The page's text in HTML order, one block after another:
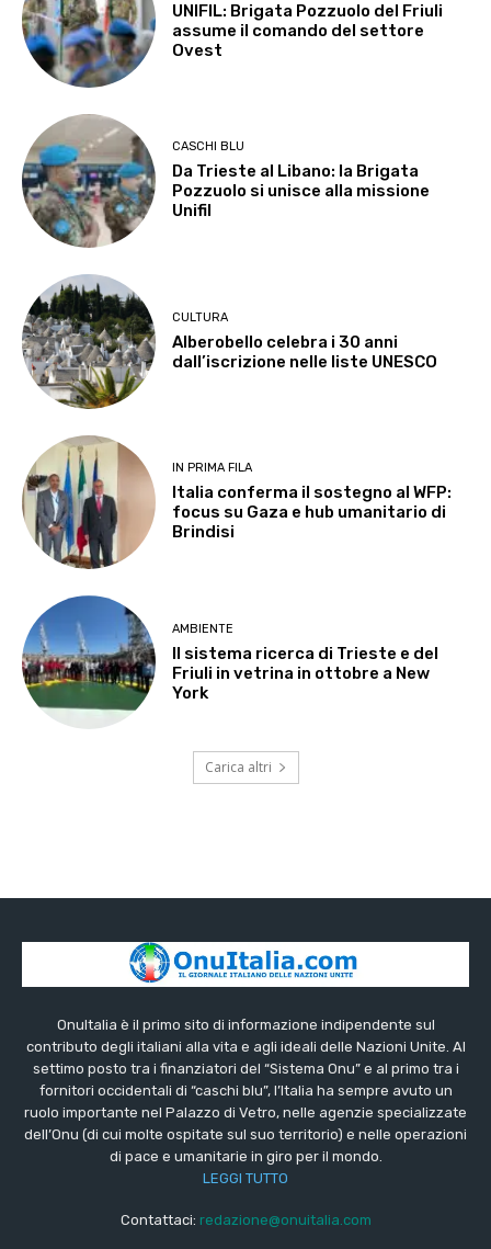
UNIFIL: Brigata Pozzuolo del Friuli
assume il comando del settore
Ovest
CASCHI BLU
Da Trieste al Libano: la Brigata
Pozzuolo si unisce alla missione
Unifil
CULTURA
Alberobello celebra i 30 anni
dall’iscrizione nelle liste UNESCO
IN PRIMA FILA
Italia conferma il sostegno al WFP:
focus su Gaza e hub umanitario di
Brindisi
AMBIENTE
Il sistema ricerca di Trieste e del
Friuli in vetrina in ottobre a New
York
Carica altri
OnuItalia è il primo sito di informazione indipendente sul
contributo degli italiani alla vita e agli ideali delle Nazioni Unite. Al
settimo posto tra i finanziatori del “Sistema Onu” e al primo tra i
fornitori occidentali di “caschi blu”, l’Italia ha sempre avuto un
ruolo importante nel Palazzo di Vetro, nelle agenzie specializzate
dell’Onu (di cui molte ospitate sul suo territorio) e nelle operazioni
di pace e umanitarie in giro per il mondo.
LEGGI TUTTO
Contattaci: redazione@onuitalia.com